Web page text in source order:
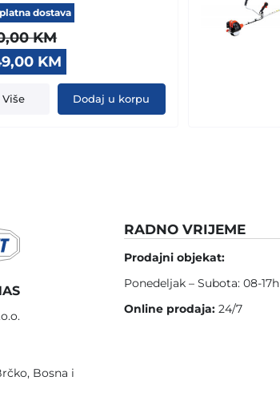
dostava
KM
KM.
KM
price
is:
549,00 KM.
Više Dodaj u korpu
Bosna i
RADNO VRIJEME
Prodajni objekat:
Ponedeljak – Subota: 08-17h
Online prodaja: 24/7